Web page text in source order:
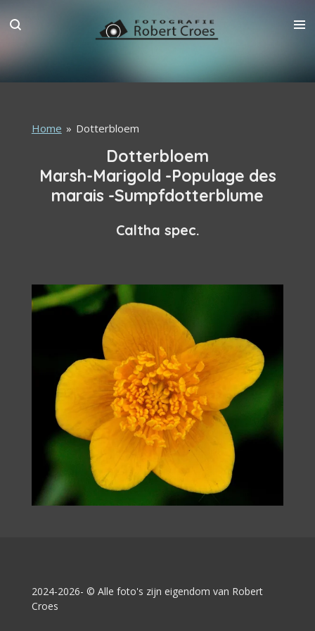
direct
Home » Dotterbloem
Dotterbloem
Marsh-Marigold -Populage des
marais -Sumpfdotterblume
Caltha spec.
2024-2026- © Alle foto's zijn eigendom van Robert
Croes